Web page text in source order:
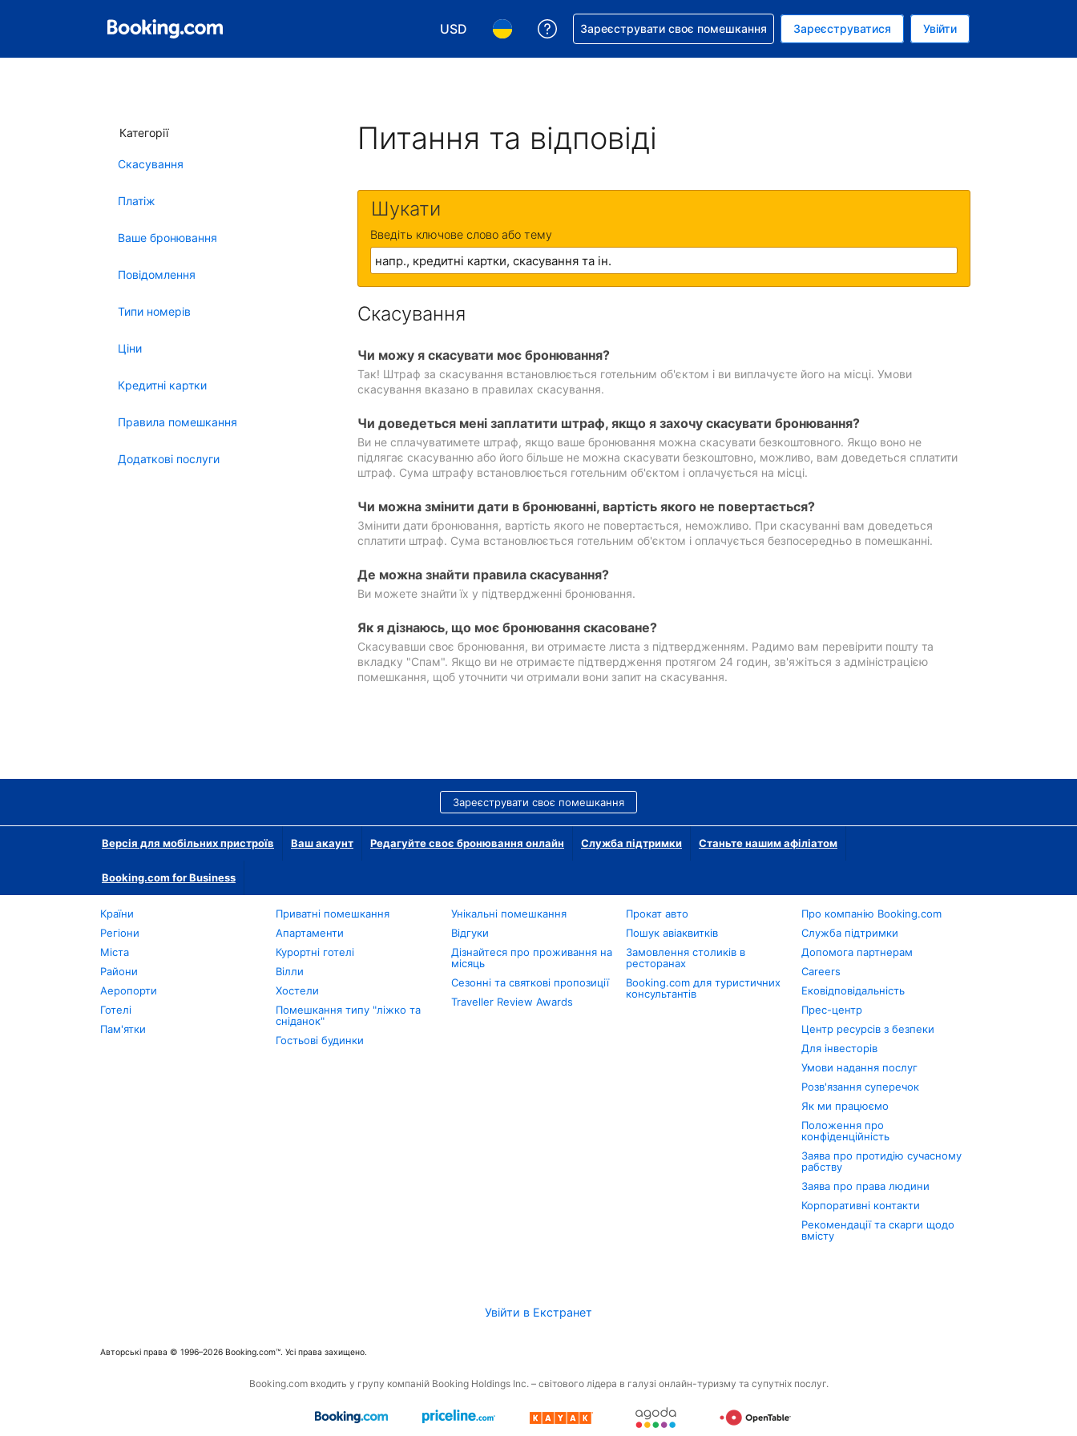
USD
Виберіть валюту. Ваша поточна валюта: Долар США
Виберіть мову. Ваша поточна мова: Українською
Отримайте допомогу з бронюванням
Зареєструвати своє помешкання Зареєструватися Увійти
Категорії
Скасування
Платіж
Ваше бронювання
Повідомлення
Типи номерів
Ціни
Кредитні картки
Правила помешкання
Додаткові послуги
Питання та відповіді
Шукати
Введіть ключове слово або тему
Скасування
Чи можу я скасувати моє бронювання?
Так! Штраф за скасування встановлюється готельним об'єктом і ви виплачуєте його на місці. Умови
скасування вказано в правилах скасування.
Чи доведеться мені заплатити штраф, якщо я захочу скасувати бронювання?
Ви не сплачуватимете штраф, якщо ваше бронювання можна скасувати безкоштовного. Якщо воно не
підлягає скасуванню або його більше не можна скасувати безкоштовно, можливо, вам доведеться сплатити
штраф. Сума штрафу встановлюється готельним об'єктом і оплачується на місці.
Чи можна змінити дати в бронюванні, вартість якого не повертається?
Змінити дати бронювання, вартість якого не повертається, неможливо. При скасуванні вам доведеться
сплатити штраф. Сума встановлюється готельним об'єктом і оплачується безпосередньо в помешканні.
Де можна знайти правила скасування?
Ви можете знайти їх у підтвердженні бронювання.
Як я дізнаюсь, що моє бронювання скасоване?
Скасувавши своє бронювання, ви отримаєте листа з підтвердженням. Радимо вам перевірити пошту та
вкладку "Спам". Якщо ви не отримаєте підтвердження протягом 24 годин, зв'яжіться з адміністрацією
помешкання, щоб уточнити чи отримали вони запит на скасування.
Зареєструвати своє помешкання
Версія для мобільних пристроїв Ваш акаунт Редагуйте своє бронювання онлайн Служба підтримки Станьте нашим афіліатом
Booking.com for Business
Країни
Регіони
Міста
Райони
Аеропорти
Готелі
Пам'ятки
Приватні помешкання
Апартаменти
Курортні готелі
Вілли
Хостели
Помешкання типу "ліжко та
сніданок"
Гостьові будинки
Унікальні помешкання
Відгуки
Дізнайтеся про проживання на
місяць
Сезонні та святкові пропозиції
Traveller Review Awards
Прокат авто
Пошук авіаквитків
Замовлення столиків в
ресторанах
Booking.com для туристичних
консультантів
Про компанію Booking.com
Служба підтримки
Допомога партнерам
Careers
Ековідповідальність
Прес-центр
Центр ресурсів з безпеки
Для інвесторів
Умови надання послуг
Розв'язання суперечок
Як ми працюємо
Положення про
конфіденційність
Заява про протидію сучасному
рабству
Заява про права людини
Корпоративні контакти
Рекомендації та скарги щодо
вмісту
Увійти в Екстранет
Авторські права © 1996–2026 Booking.com™. Усі права захищено.
Booking.com входить у групу компаній Booking Holdings Inc. – світового лідера в галузі онлайн-туризму та супутніх послуг.